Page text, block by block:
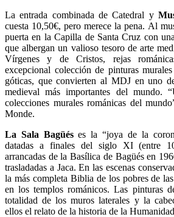
La entrada combinada de Catedral y
cuesta 10,50€, pero merece la pena. Al
puerta en la Capilla de Santa Cruz con
que albergan un valioso tesoro de arte
Vírgenes y de Cristos, rejas
excepcional colección de pinturas
góticas, que convierten al MDJ en uno
medieval más importantes del mundo.
colecciones murales románicas del
Monde.
La Sala Bagüéses la “joya de la
datadas a finales del siglo XI (entre
arrancadas de la Basílica de Bagüés en
trasladadas a Jaca. En las escenas
la más completa Biblia de los pobres de
en los templos románicos. Las pinturas
totalidad de los muros laterales y la
ellos el relato de la historia de la